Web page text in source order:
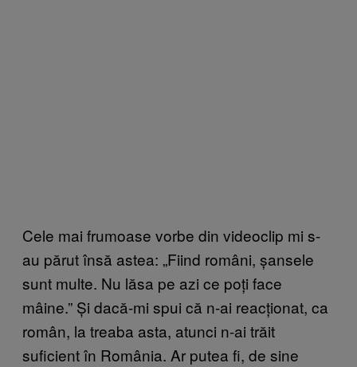
Cele mai frumoase vorbe din videoclip mi s-
au părut însă astea: „Fiind români, șansele
sunt multe. Nu lăsa pe azi ce poți face
mâine.” Și dacă-mi spui că n-ai reacționat, ca
român, la treaba asta, atunci n-ai trăit
suficient în România. Ar putea fi, de sine